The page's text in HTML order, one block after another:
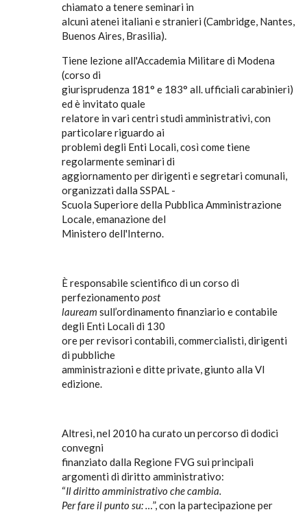
chiamato a tenere seminari in
alcuni atenei italiani e stranieri (Cambridge, Nantes,
Buenos Aires, Brasilia).
Tiene lezione all'Accademia Militare di Modena
(corso di
giurisprudenza 181° e 183° all. ufficiali carabinieri)
ed è invitato quale
relatore in vari centri studi amministrativi, con
particolare riguardo ai
problemi degli Enti Locali, così come tiene
regolarmente seminari di
aggiornamento per dirigenti e segretari comunali,
organizzati dalla SSPAL -
Scuola Superiore della Pubblica Amministrazione
Locale, emanazione del
Ministero dell'Interno.
È responsabile scientifico di un corso di
perfezionamento post
lauream sull’ordinamento finanziario e contabile
degli Enti Locali di 130
ore per revisori contabili, commercialisti, dirigenti
di pubbliche
amministrazioni e ditte private, giunto alla VI
edizione.
Altresì, nel 2010 ha curato un percorso di dodici
convegni
finanziato dalla Regione FVG sui principali
argomenti di diritto amministrativo:
“Il diritto amministrativo che cambia.
Per fare il punto su: …”, con la partecipazione per